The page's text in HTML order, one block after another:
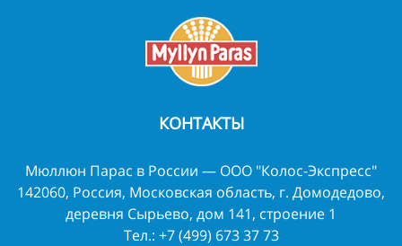
КОНТАКТЫ
Мюллюн Парас в России — ООО "Колос-Экспресс"
142060, Россия, Московская область, г. Домодедово,
деревня Сырьево, дом 141, строение 1
Тел.: +7 (499) 673 37 73